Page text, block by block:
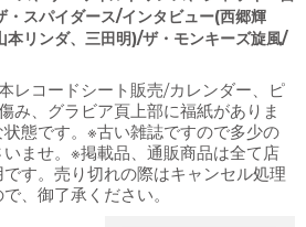
・スパイダース/インタビュー(西郷輝
本リンダ、三田明)/ザ・モンキーズ旋風/
レコードシート販売/カレンダー、ピ
み、グラビア頁上部に福紙がありま
態です。※古い雑誌ですので多少の
ませ。※掲載品、通販商品は全て店
す。売り切れの際はキャンセル処理
、御了承ください。